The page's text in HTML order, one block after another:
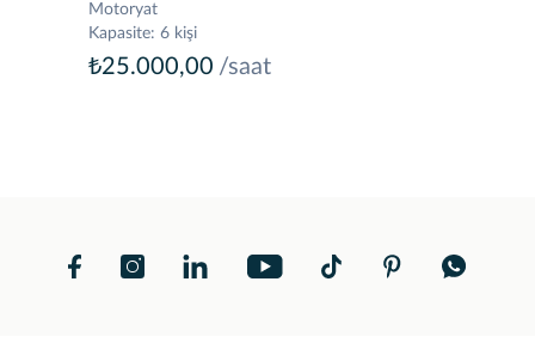
Motoryat
Kapasite: 6 kişi
₺25.000,00 /saat